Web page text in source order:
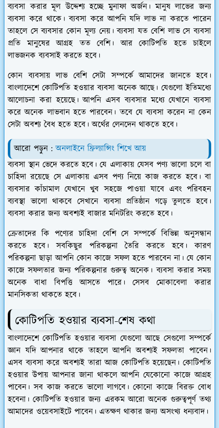
ব্যবসা করার মূল উদ্দেশ্য হচ্ছে মুনাফা অর্জন। মানুষ লাভের জন্য
ব্যবসা করে থাকে। ব্যবসা করে আপনি যদি লাভ না করতে পারেন
তাহলে সে ব্যবসার কোন মূল্য নেয়। ব্যবসা যত বেশি লাভ সে ব্যবসা
প্রতি মানুষের আগ্রহ তত বেশি। আর কোটিপতি হতে চাইলে
লাভজনক ব্যবসাই করতে হবে।
কোন ব্যবসায় লাভ বেশি সেটা সম্পর্কে আমাদের জানতে হবে।
বাংলাদেশে কোটিপতি হওয়ার ব্যবসা অনেক আছে। যেগুলো ইতিমধ্যে
আলোচনা করা হয়েছে। আপনি এসব ব্যবসার মধ্যে যেখানে ব্যবসা
করে অনেক লাভবান হতে পারবেন। তবে যে ব্যবসা করেন না কেন
সেটা অবশ্য বৈধ হতে হবে। অর্থের লেনদেন থাকতে হবে।
আরো পড়ুন :অনলাইনে ফ্রিল্যান্সিং শিখে আয়
ব্যবসা স্থান ভেদে করতে হবে। যে এলাকায় যেসব পণ্য ভালো চলে বা
চাহিদা রয়েছে সে এলাকায় এসব পণ্য নিয়ে কাজ করতে হবে। বা
ব্যবসার কাঁচামাল যেখানে খুব সহজে পাওয়া যাবে এবং পরিবহন
ব্যবস্থা ভালো থাকবে সেখানে ব্যবসা প্রতিষ্ঠান গড়ে তুলতে হবে।
ব্যবসা করার জন্য অবশ্যই বাজার মনিটরিং করতে হবে।
ক্রেতাদের কি পণ্যের চাহিদা বেশি সে সম্পর্কে বিভিন্ন অনুসন্ধান
করতে হবে। সবকিছুর পরিকল্পনা তৈরি করতে হবে। কারণ
পরিকল্পনা ছাড়া আপনি কোন কাজে সফল হতে পারবেন না। যে কোন
কাজে সফলতার জন্য পরিকল্পনার গুরুত্ব অনেক। ব্যবসা করার সময়
অনেক বাধা বিপত্তি আসতে পারে। সেসব মোকাবেলা করার
মানসিকতা থাকতে হবে।
কোটিপতি হওয়ার ব্যবসা-শেষ কথা
বাংলাদেশে কোটিপতি হওয়ার ব্যবসা যেগুলো আছে সেগুলো সম্পর্কে
জ্ঞান যদি আপনার থাকে তাহলে আপনি অবশ্যই সফলতা পাবেন।
এসব ব্যবসা করে অবশ্যই তারা আজ কোটিপতি হয়েছেন। কোটিপতি
হওয়ার উপায় আপনার জানা থাকলে আপনি যেকোনো কাজে আগ্রহ
পাবেন। সব কাজ করতে ভালো লাগবে। কোনো কাজে বিরক্ত বোধ
হবেনা। কোটিপতি হওয়ার জন্য এরকম আরো অনেক গুরুত্বপূর্ণ তথ্য
আমাদের ওয়েবসাইটে পাবেন। এতক্ষণ থাকার জন্য অসংখ্য ধন্যবাদ।